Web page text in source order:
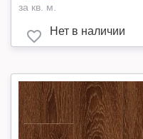
за кв. м.
Нет в наличии